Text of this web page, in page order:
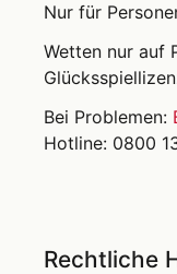
Nur für
Wetten nur auf
Bei Problemen:
Hotline: 0800
Rechtliche